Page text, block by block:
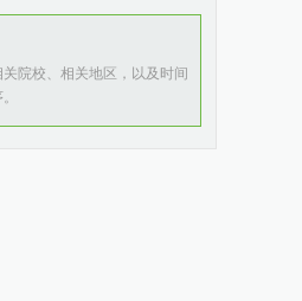
院校、相关地区，以及时间